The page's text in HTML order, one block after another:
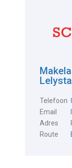
Telefoon
Email
Adres
Route